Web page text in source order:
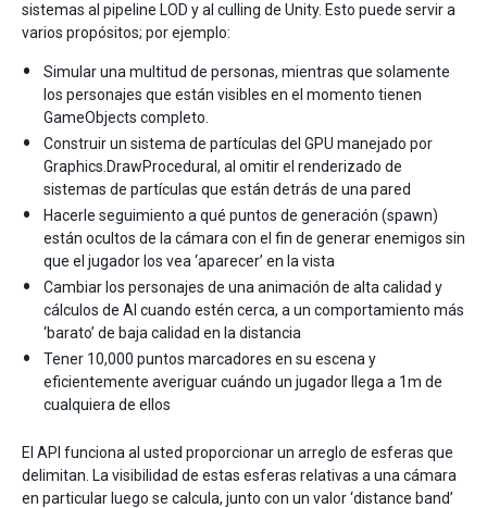
sistemas al pipeline LOD y al culling de Unity. Esto puede servir a
varios propósitos; por ejemplo:
Simular una multitud de personas, mientras que solamente
los personajes que están visibles en el momento tienen
GameObjects completo.
Construir un sistema de partículas del GPU manejado por
Graphics.DrawProcedural, al omitir el renderizado de
sistemas de partículas que están detrás de una pared
Hacerle seguimiento a qué puntos de generación (spawn)
están ocultos de la cámara con el fin de generar enemigos sin
que el jugador los vea ‘aparecer’ en la vista
Cambiar los personajes de una animación de alta calidad y
cálculos de AI cuando estén cerca, a un comportamiento más
‘barato’ de baja calidad en la distancia
Tener 10,000 puntos marcadores en su escena y
eficientemente averiguar cuándo un jugador llega a 1m de
cualquiera de ellos
El API funciona al usted proporcionar un arreglo de esferas que
delimitan. La visibilidad de estas esferas relativas a una cámara
en particular luego se calcula, junto con un valor ‘distance band’